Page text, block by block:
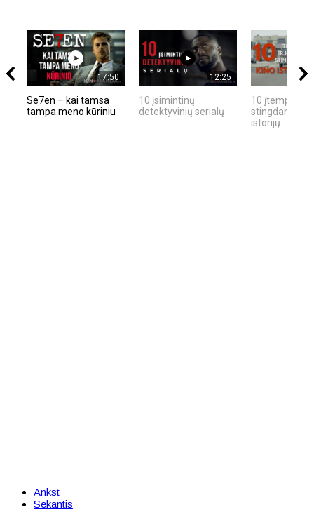
17:50
Se7en – kai tamsa
tampa meno kūriniu
12:25
10 įsimintinų
detektyvinių serialų
10 įtemptų,
stingdančių
istorijų
Ankst
Sekantis